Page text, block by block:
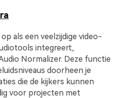
als een veelzijdige video-
integreert,
Normalizer. Deze functie
doorheen je
die de kijkers kunnen
voor projecten met